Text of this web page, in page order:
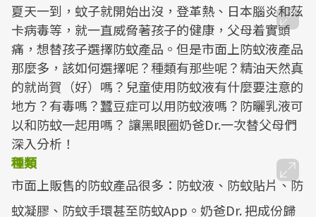
夏天一到，蚊子就開始出沒，登革熱、日本腦炎和茲
卡病毒等，就一直威脅著孩子的健康，父母着實頭
痛，想替孩子選擇防蚊產品。但是市面上防蚊液產品
那麼多，該如何選擇呢？種類有那些呢？精油天然真
的就尚賀（好）嗎？兒童使用防蚊液有什麼要注意的
地方？有毒嗎？蠶豆症可以用防蚊液嗎？防曬乳液可
以和防蚊一起用嗎？ 讓黑眼圈奶爸Dr.一次替父母們
深入分析！
種類
市面上販售的防蚊產品很多：防蚊液、防蚊貼片、防
蚊凝膠、防蚊手環甚至防蚊App。奶爸Dr. 把成份歸